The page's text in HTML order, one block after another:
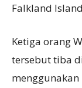
Falkland
Ketiga orang
tersebut tiba